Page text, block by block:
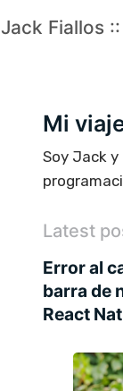
Jack Fiallos
Mi
Soy Jack
Latest
Error al
barra de
React